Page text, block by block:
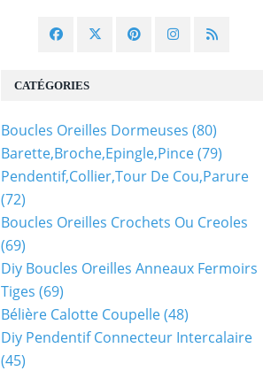
CATÉGORIES
Boucles Oreilles Dormeuses (80)
Barette,broche,epingle,pince(79)
Pendentif,collier,tour De Cou,parure
(72)
Boucles Oreilles Crochets Ou Creoles
(69)
Diy Boucles Oreilles Anneaux Fermoirs
Tiges (69)
Bélière Calotte Coupelle(48)
Diy Pendentif Connecteur Intercalaire
(45)